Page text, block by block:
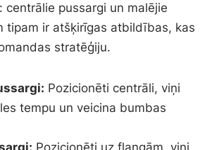
centrālie pussargi un malējie
tipam ir atšķirīgas atbildības, kas
stratēģiju.
Pozicionēti centrāli, viņi
tempu un veicina bumbas